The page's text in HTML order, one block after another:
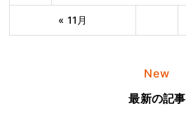
« 11月
New
最新の記事